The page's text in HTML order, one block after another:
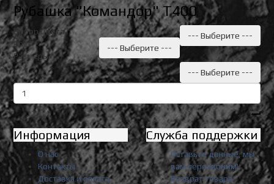
Рубашка "Командор" Т400
Выбор цвета
--- Выберите ---
Рост
--- Выберите ---
Размеры
--- Выберите ---
Информация
О нас
Контакты
Доставка и оплата
Служба поддержки
Оставьте данные, мы
вам перезвоним!
Возврат товара